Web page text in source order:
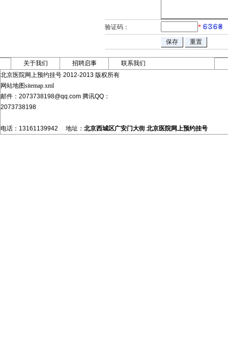
验证码： *
关于我们 招聘启事
联系我们
北京医院网上预约挂号 2012-2013 版权所有
网站地图sitemap.xml
邮件：2073738198@qq.com 腾讯QQ：
2073738198
电话：13161139942 地址： 北京西城区广安门大街 北京医院网上预约挂号